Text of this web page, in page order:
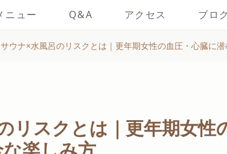
ニュー Q&A アクセス ブロ
サウナ×水風呂のリスクとは｜更年期女性の血圧・心臓に
リスクとは｜更年期女性